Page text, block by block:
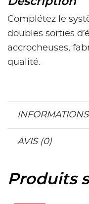
Complétez le
doubles sorties
accrocheuses,
qualité.
AVIS (0)
Produits